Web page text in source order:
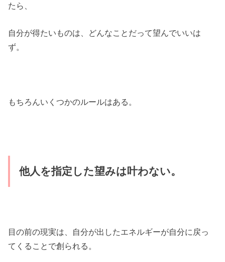
たら、
自分が得たいものは、どんなことだって望んでいいは
ず。
もちろんいくつかのルールはある。
他人を指定した望みは叶わない。
目の前の現実は、自分が出したエネルギーが自分に戻っ
てくることで創られる。